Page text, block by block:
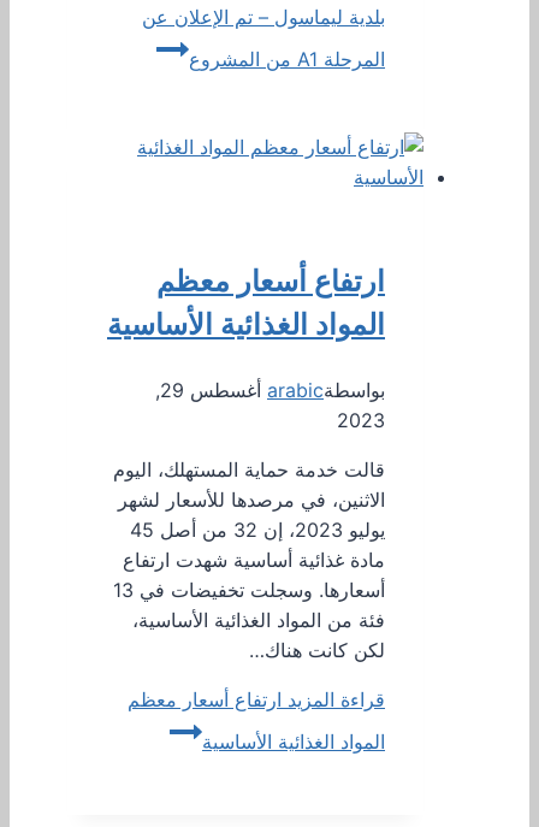
بلدية ليماسول – تم الإعلان عن
المرحلة A1 من المشروع
ارتفاع أسعار معظم
المواد الغذائية الأساسية
بواسطةarabic
أغسطس 29,
2023
قالت خدمة حماية المستهلك، اليوم
الاثنين، في مرصدها للأسعار لشهر
يوليو 2023، إن 32 من أصل 45
مادة غذائية أساسية شهدت ارتفاع
أسعارها. وسجلت تخفيضات في 13
فئة من المواد الغذائية الأساسية،
لكن كانت هناك…
قراءة المزيد ارتفاع أسعار معظم
المواد الغذائية الأساسية